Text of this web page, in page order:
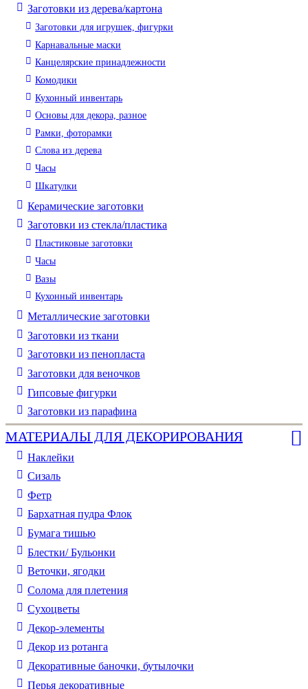
Заготовки из дерева/картона
Заготовки для игрушек, фигурки
Карнавальные маски
Канцелярские принадлежности
Комодики
Кухонный инвентарь
Основы для декора, разное
Рамки, фоторамки
Слова из дерева
Часы
Шкатулки
Керамические заготовки
Заготовки из стекла/пластика
Пластиковые заготовки
Часы
Вазы
Кухонный инвентарь
Металлические заготовки
Заготовки из ткани
Заготовки из пенопласта
Заготовки для веночков
Гипсовые фигурки
Заготовки из парафина
МАТЕРИАЛЫ ДЛЯ ДЕКОРИРОВАНИЯ
Наклейки
Сизаль
Фетр
Бархатная пудра Флок
Бумага тишью
Блестки/ Бульонки
Веточки, ягодки
Солома для плетения
Cухоцветы
Декор-элементы
Декор из ротанга
Декоративные баночки, бутылочки
Перья декоративные